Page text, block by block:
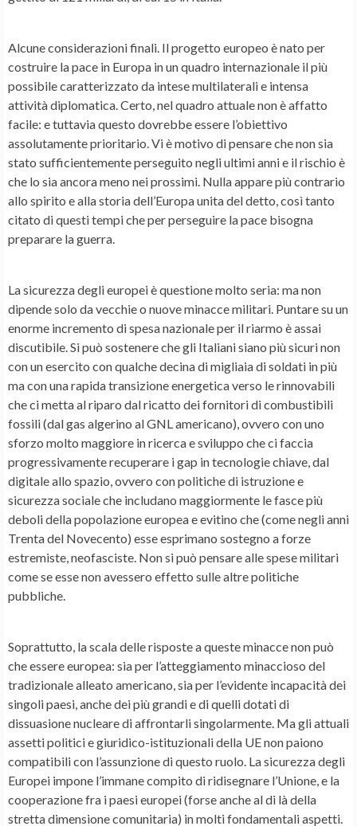
Alcune considerazioni finali. Il progetto europeo è nato per
costruire la pace in Europa in un quadro internazionale il più
possibile caratterizzato da intese multilaterali e intensa
attività diplomatica. Certo, nel quadro attuale non è affatto
facile: e tuttavia questo dovrebbe essere l’obiettivo
assolutamente prioritario. Vi è motivo di pensare che non sia
stato sufficientemente perseguito negli ultimi anni e il rischio è
che lo sia ancora meno nei prossimi. Nulla appare più contrario
allo spirito e alla storia dell’Europa unita del detto, così tanto
citato di questi tempi che per perseguire la pace bisogna
preparare la guerra.
La sicurezza degli europei è questione molto seria: ma non
dipende solo da vecchie o nuove minacce militari. Puntare su un
enorme incremento di spesa nazionale per il riarmo è assai
discutibile. Si può sostenere che gli Italiani siano più sicuri non
con un esercito con qualche decina di migliaia di soldati in più
ma con una rapida transizione energetica verso le rinnovabili
che ci metta al riparo dal ricatto dei fornitori di combustibili
fossili (dal gas algerino al GNL americano), ovvero con uno
sforzo molto maggiore in ricerca e sviluppo che ci faccia
progressivamente recuperare i gap in tecnologie chiave, dal
digitale allo spazio, ovvero con politiche di istruzione e
sicurezza sociale che includano maggiormente le fasce più
deboli della popolazione europea e evitino che (come negli anni
Trenta del Novecento) esse esprimano sostegno a forze
estremiste, neofasciste. Non si può pensare alle spese militari
come se esse non avessero effetto sulle altre politiche
pubbliche.
Soprattutto, la scala delle risposte a queste minacce non può
che essere europea: sia per l’atteggiamento minaccioso del
tradizionale alleato americano, sia per l’evidente incapacità dei
singoli paesi, anche dei più grandi e di quelli dotati di
dissuasione nucleare di affrontarli singolarmente. Ma gli attuali
assetti politici e giuridico-istituzionali della UE non paiono
compatibili con l’assunzione di questo ruolo. La sicurezza degli
Europei impone l’immane compito di ridisegnare l’Unione, e la
cooperazione fra i paesi europei (forse anche al di là della
stretta dimensione comunitaria) in molti fondamentali aspetti.